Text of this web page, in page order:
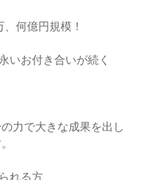
何億円規模！
いお付き合いが続く
力で大きな成果を出し
れる方